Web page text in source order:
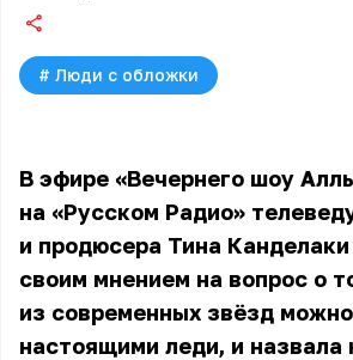
# Люди с обложки
В эфире «Вечернего шоу
на «Русском Радио»
и продюсера Тина
своим мнением на вопрос о
из современных звёзд
настоящими леди, и назвала